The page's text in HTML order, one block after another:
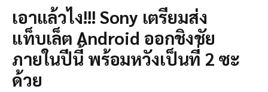
เอาแล้วไง!!! Sony เตรียมส่ง
แท็บเล็ต Android ออกชิงชัย
ภายในปีนี้ พร้อมหวังเป็นที่ 2 ซะ
ด้วย